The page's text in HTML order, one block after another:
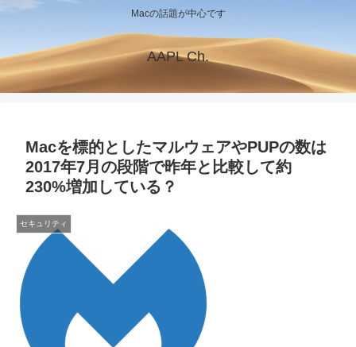
Macの話題が中心です
AAPL Ch.
Macを標的としたマルウェアやPUPの数は
2017年7月の段階で昨年と比較して約
230%増加している？
セキュリティ